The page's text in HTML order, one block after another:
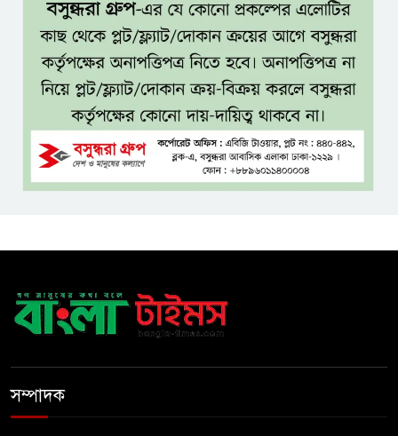
টাঙ্গাইল জেলা পরিষদের উদ্যোগে
২৩ লাখ টাকার আর্থিক অনুদানের
চেক বিতরণ
ধলেশ্বরী থেকে অবৈধ বালু উত্তোলন,
হুমকিতে শামসুল হক সেতু
বঙ্গভবনের নতুন বাসিন্দা কি মির্জা
রহমান
নদীদূষণ রোধে সমন্বিত ও কঠোর
পদক্ষেপের নির্দেশ প্রধানমন্ত্রীর
সম্পাদক